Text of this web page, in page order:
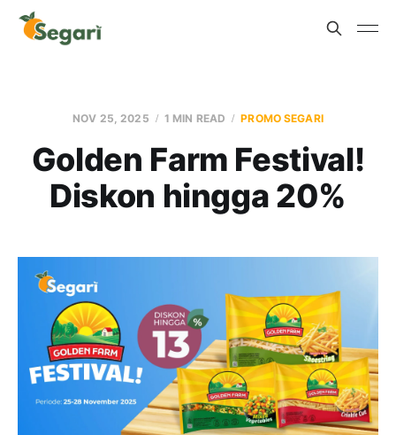
NOV 25, 2025 1 MIN READ PROMO SEGARI
Golden Farm Festival!
Diskon hingga 20%